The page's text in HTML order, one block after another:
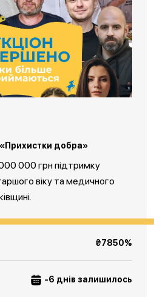
добра»
000 грн підтримку
віку та медичного
₴7850%
-6 днів залишилось